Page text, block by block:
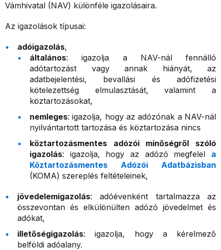
Vámhivatal (NAV) különféle igazolásaira.
Az igazolások típusai:
adóigazolás,
általános: igazolja a NAV-nál fennálló
adótartozást vagy annak hiányát, az
adatbejelentési, bevallási és adófizetési
kötelezettség elmulasztását, valamint a
köztartozásokat,
nemleges: igazolja, hogy az adózónak a NAV-nál
nyilvántartott tartozása és köztartozása nincs
köztartozásmentes adózói minőségről szóló
igazolás: igazolja, hogy az adózó megfelel a
Köztartozásmentes Adózói Adatbázisban
(KOMA) szereplés feltételeinek,
jövedelemigazolás: adóévenként tartalmazza az
összevontan és elkülönülten adózó jövedelmet és
adókat,
illetőségigazolás: igazolja, hogy a kérelmező
belföldi adóalany.